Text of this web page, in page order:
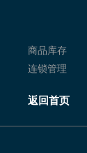
商品库存
连锁管理
返回首页